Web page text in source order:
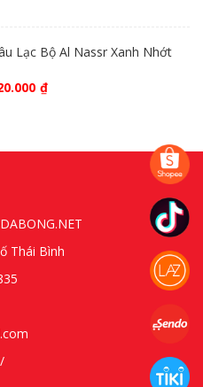
Lạc Bộ Al Nassr Xanh Nhớt
₫
Thái Bình